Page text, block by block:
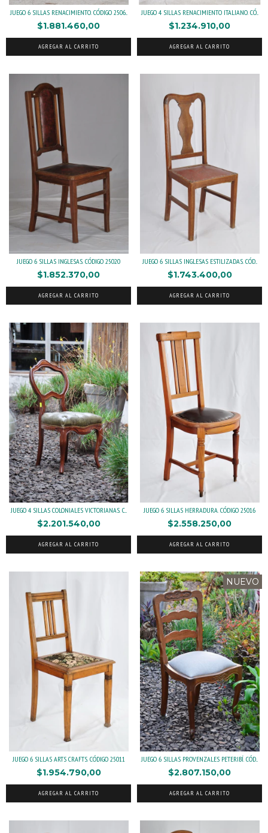
JUEGO 6 SILLAS RENACIMIENTO. CÓDIGO 2506...
$1.881.460,00
AGREGAR AL CARRITO
JUEGO 4 SILLAS RENACIMIENTO ITALIANO. CÓ...
$1.234.910,00
AGREGAR AL CARRITO
JUEGO 6 SILLAS INGLESAS. CÓDIGO 25020
$1.852.370,00
AGREGAR AL CARRITO
JUEGO 6 SILLAS INGLESAS ESTILIZADAS. CÓD...
$1.743.400,00
AGREGAR AL CARRITO
JUEGO 4 SILLAS COLONIALES VICTORIANAS. C...
$2.201.540,00
AGREGAR AL CARRITO
JUEGO 6 SILLAS HERRADURA. CÓDIGO 25016
$2.558.250,00
AGREGAR AL CARRITO
JUEGO 6 SILLAS ARTS CRAFTS. CÓDIGO 25011
$1.954.790,00
AGREGAR AL CARRITO
NUEVO
JUEGO 6 SILLAS PROVENZALES PETERIBÍ. CÓD...
$2.807.150,00
AGREGAR AL CARRITO